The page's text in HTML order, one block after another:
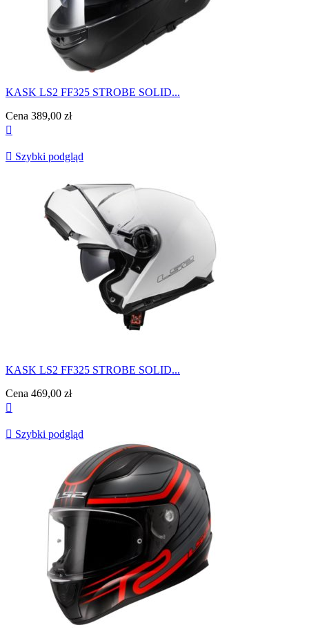
KASK LS2 FF325 STROBE SOLID...
Cena 389,00 zł

 Szybki podgląd
KASK LS2 FF325 STROBE SOLID...
Cena 469,00 zł

 Szybki podgląd